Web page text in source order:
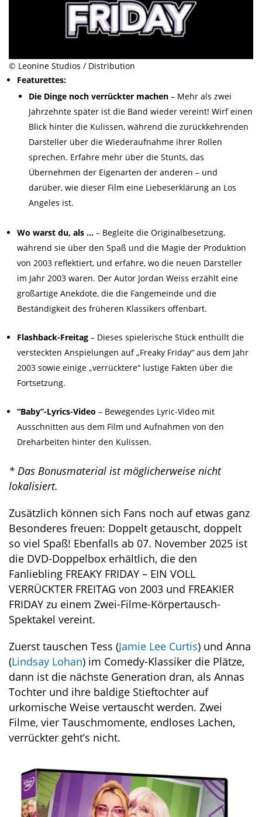
© Leonine Studios / Distribution
Featurettes:
Die Dinge noch verrückter machen – Mehr als zwei
Jahrzehnte später ist die Band wieder vereint! Wirf einen
Blick hinter die Kulissen, während die zurückkehrenden
Darsteller über die Wiederaufnahme ihrer Rollen
sprechen. Erfahre mehr über die Stunts, das
Übernehmen der Eigenarten der anderen – und
darüber, wie dieser Film eine Liebeserklärung an Los
Angeles ist.
Wo warst du, als … – Begleite die Originalbesetzung,
während sie über den Spaß und die Magie der Produktion
von 2003 reflektiert, und erfahre, wo die neuen Darsteller
im Jahr 2003 waren. Der Autor Jordan Weiss erzählt eine
großartige Anekdote, die die Fangemeinde und die
Beständigkeit des früheren Klassikers offenbart.
Flashback-Freitag – Dieses spielerische Stück enthüllt die
versteckten Anspielungen auf „Freaky Friday“ aus dem Jahr
2003 sowie einige „verrücktere“ lustige Fakten über die
Fortsetzung.
“Baby”-Lyrics-Video – Bewegendes Lyric-Video mit
Ausschnitten aus dem Film und Aufnahmen von den
Dreharbeiten hinter den Kulissen.
* Das Bonusmaterial ist möglicherweise nicht
lokalisiert.
Zusätzlich können sich Fans noch auf etwas ganz
Besonderes freuen: Doppelt getauscht, doppelt
so viel Spaß! Ebenfalls ab 07. November 2025 ist
die DVD-Doppelbox erhältlich, die den
Fanliebling FREAKY FRIDAY – EIN VOLL
VERRÜCKTER FREITAG von 2003 und FREAKIER
FRIDAY zu einem Zwei-Filme-Körpertausch-
Spektakel vereint.
Zuerst tauschen Tess (Jamie Lee Curtis) und Anna
(Lindsay Lohan) im Comedy-Klassiker die Plätze,
dann ist die nächste Generation dran, als Annas
Tochter und ihre baldige Stieftochter auf
urkomische Weise vertauscht werden. Zwei
Filme, vier Tauschmomente, endloses Lachen,
verrückter geht’s nicht.